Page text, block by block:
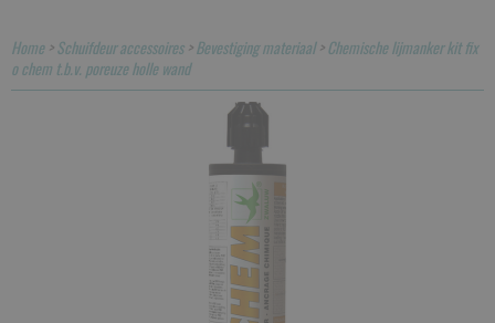
Home>Schuifdeur accessoires>Bevestiging materiaal>Chemische lijmanker kit fix
o chem t.b.v. poreuze holle wand